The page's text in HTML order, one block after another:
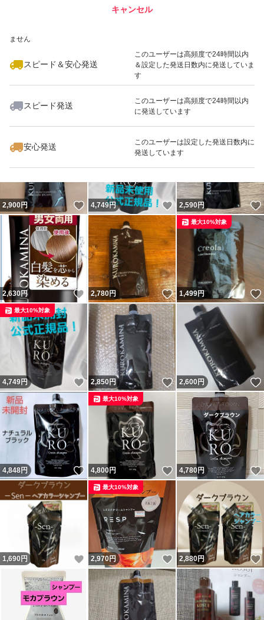
ません
スピード＆安心発送
このユーザーは高頻度で24時間以内
＆設定した発送日数内に発送していま
す
スピード発送
このユーザーは高頻度で24時間以内
に発送しています
安心発送
このユーザーは設定した発送日数内に
発送しています
キャンセル
いいね！
2,450
2,900円 いいね！
4,749円 いいね！
2,590円
2,630円 いいね！
2,780円 いいね！
1,499円
最大10%対象
4,749円 いいね！
最大10%対象
2,850円 いいね！
2,600円
4,848円 いいね！
4,800円 いいね！
最大10%対象
4,780円
1,690 円 いいね！
2,970円 いいね！
最大10%対象
2,880円